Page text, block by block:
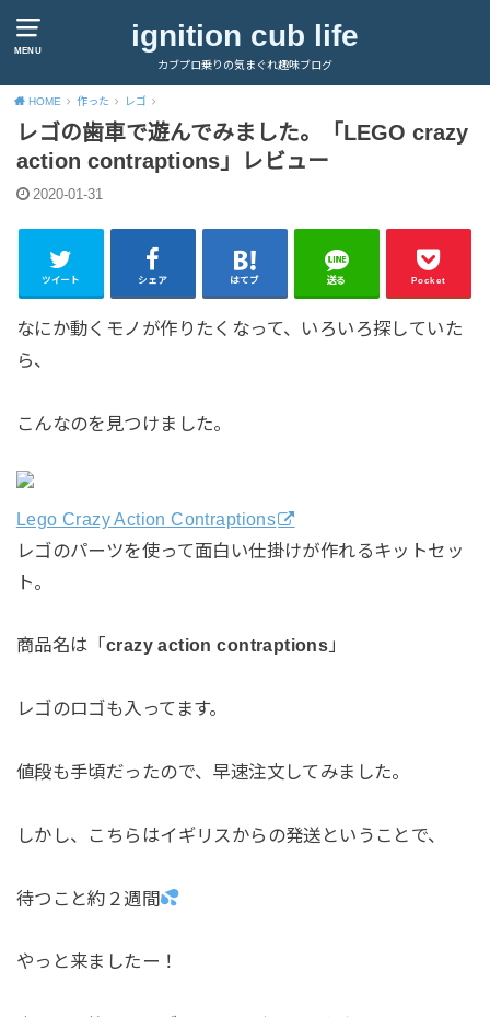
MENU ignition cub life
カブプロ乗りの気まぐれ趣味ブログ
HOME 作った レゴ
レゴの歯車で遊んでみました。「LEGO crazy
action contraptions」レビュー
2020-01-31
ツイート シェア はてブ 送る Pocket
なにか動くモノが作りたくなって、いろいろ探していた
ら、
こんなのを見つけました。
Lego Crazy Action Contraptions
レゴのパーツを使って面白い仕掛けが作れるキットセッ
ト。
商品名は「 crazy action contraptions 」
レゴのロゴも入ってます。
値段も手頃だったので、早速注文してみました。
しかし、こちらはイギリスからの発送ということで、
待つこと約２週間
やっと来ましたー！